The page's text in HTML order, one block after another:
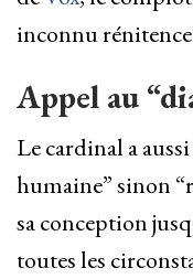
inconnu
Appel au
Le cardinal a
humaine” sinon
sa conception
toutes les